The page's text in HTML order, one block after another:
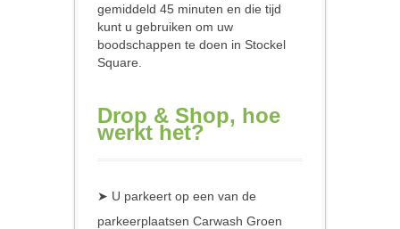
gemiddeld 45 minuten en die tijd
kunt u gebruiken om uw
boodschappen te doen in Stockel
Square.
Drop & Shop, hoe
werkt het?
➤ U parkeert op een van de
parkeerplaatsen Carwash Groen